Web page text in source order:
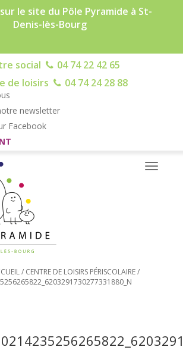
le site du Pôle Pyramide à St-
Denis-lès-Bourg
social
04 74 22 42 65
de loisirs
04 74 24 28 88
newsletter
Facebook
Toggle
/ CENTRE DE LOISIRS PÉRISCOLAIRE/